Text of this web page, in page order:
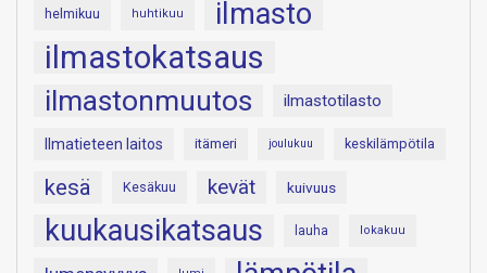
helmikuu huhtikuu ilmasto
ilmastokatsaus
ilmastonmuutos ilmastotilasto
Ilmatieteen laitos itämeri joulukuu keskilämpötila
kesä Kesäkuu kevät kuivuus
kuukausikatsaus lauha lokakuu